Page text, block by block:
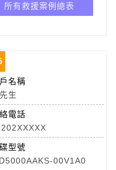
所有救援案例總表
名稱
生
電話
型號
00V1A0